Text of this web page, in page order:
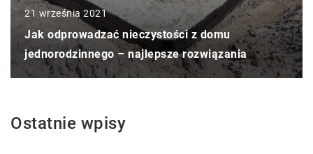
21 września 2021
Jak odprowadzać nieczystości z domu
jednorodzinnego – najlepsze rozwiązania
Ostatnie wpisy